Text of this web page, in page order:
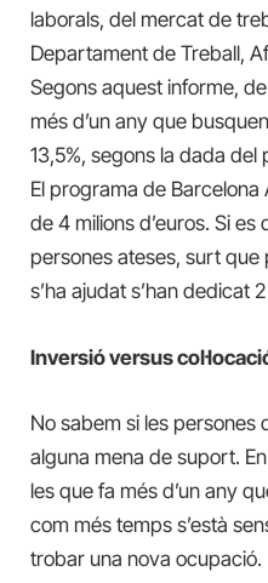
laborals, del mercat de
Departament de Treball,
Segons aquest informe,
més d’un any que
13,5%, segons la dada del
El programa de
de 4 milions d’euros. Si
persones ateses, surt
s’ha ajudat s’han dedicat
Inversió versus
No sabem si les persones
alguna mena de suport.
les que fa més d’un any
com més temps s’està
trobar una nova ocupació.